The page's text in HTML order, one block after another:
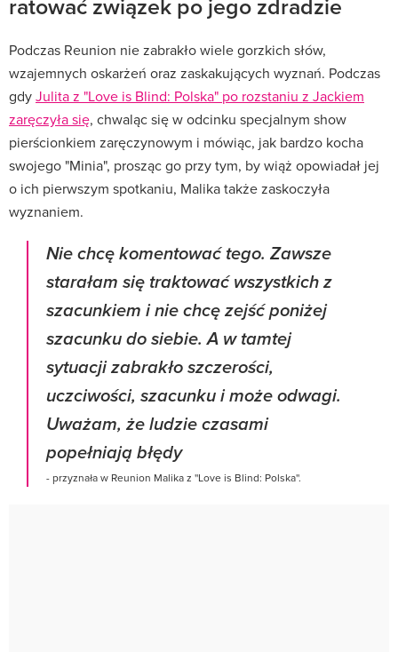
Podczas Reunion nie zabrakło wiele gorzkich słów,
wzajemnych oskarżeń oraz zaskakujących wyznań. Podczas
gdyJulita z "Love is Blind: Polska" po rozstaniu z Jackiem
zaręczyła się, chwaląc się w odcinku specjalnym show
pierścionkiem zaręczynowym i mówiąc, jak bardzo kocha
swojego "Minia", prosząc go przy tym, by wiąż opowiadał jej
o ich pierwszym spotkaniu, Malika także zaskoczyła
wyznaniem.
Nie chcę komentować tego. Zawsze
starałam się traktować wszystkich z
szacunkiem i nie chcę zejść poniżej
szacunku do siebie. A w tamtej
sytuacji zabrakło szczerości,
uczciwości, szacunku i może odwagi.
Uważam, że ludzie czasami
popełniają błędy
- przyznała w Reunion Malika z ''Love is Blind: Polska''.